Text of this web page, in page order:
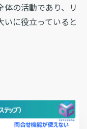
体の活動であり、リ
いに役立っていると